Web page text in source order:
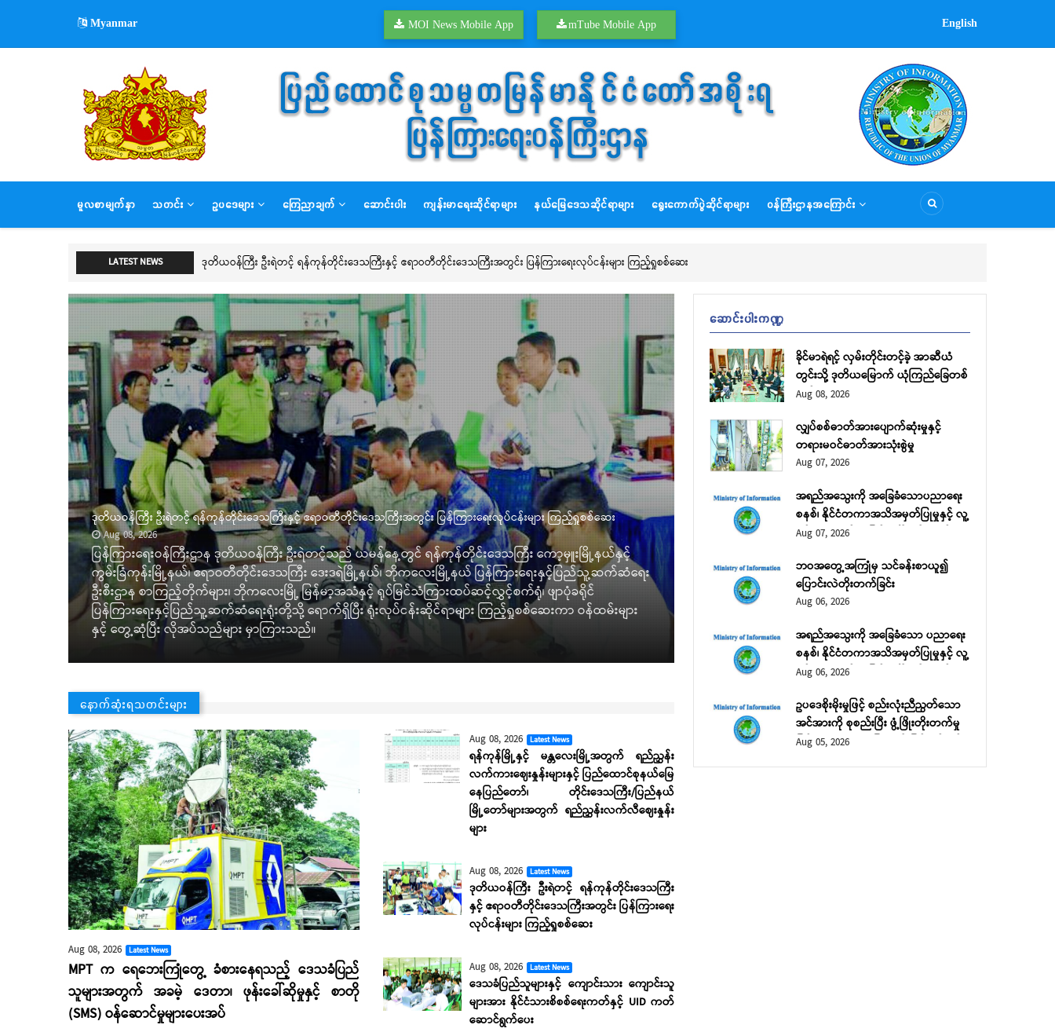
main
Myanmar MOI News Mobile App mTube Mobile App English
MAIN
NAVIGATION
မူလစာမျက်နှာ သတင်း ဥပဒေများ ကြေညာချက် ဆောင်းပါး ကျန်းမာရေးဆိုင်ရာများ နယ်မြေဒေသဆိုင်ရာများ ရွေးကောက်ပွဲဆိုင်ရာများ ဝန်ကြီးဌာနအကြောင်း
LATEST NEWS ဒုတိယဝန်ကြီး ဦးရဲတင့် ရန်ကုန်တိုင်းဒေသကြီးနှင့် ဧရာဝတီတိုင်းဒေသကြီးအတွင်း ပြန်ကြားရေးလုပ်ငန်းများ ကြည့်ရှုစစ်ဆေး
ဒုတိယဝန်ကြီး ဦးရဲတင့် ရန်ကုန်တိုင်းဒေသကြီးနှင့် ဧရာဝတီတိုင်းဒေသကြီးအတွင်း ပြန်ကြားရေးလုပ်ငန်းများ ကြည့်ရှုစစ်ဆေး
Aug 08, 2026
ပြန်ကြားရေးဝန်ကြီးဌာန ဒုတိယဝန်ကြီး ဦးရဲတင့်သည် ယမန်နေ့တွင် ရန်ကုန်တိုင်းဒေသကြီး ကော့မှူးမြို့နယ်နှင့်
ကွမ်းခြံကုန်းမြို့နယ်၊ ဧရာဝတီတိုင်းဒေသကြီး ဒေးဒရဲမြို့နယ်၊ ဘိုက‌လေးမြို့နယ် ပြန်ကြားရေးနှင့်ပြည်သူ့ဆက်ဆံရေး
ဦးစီးဌာန စာကြည့်တိုက်များ၊ ဘိုကလေးမြို့ မြန်မာ့အသံနှင့် ရုပ်မြင်သံကြားထပ်ဆင့်လွှင့်စက်ရုံ၊ ဖျာပုံခရိုင်
ပြန်ကြားရေးနှင့်ပြည်သူ့ဆက်ဆံရေးရုံးတို့သို့ ရောက်ရှိပြီး ရုံးလုပ်ငန်းဆိုင်ရာများ ကြည့်ရှုစစ်ဆေးကာ ဝန်ထမ်းများ
နှင့် တွေ့ဆုံပြီး လိုအပ်သည်များ မှာကြားသည်။
ဒေသခံပြည်သူများနှင့် ကျောင်းသား ကျောင်းသူများအား နိုင်ငံသားစိစစ်ရေးကတ်
Aug 08, 2026
ပဲခူးတိုင်းဒေသကြီး လူဝင်မှုကြီးကြပ်ရေးနှင့် ပြည်သူ့အင်အားဝန်ကြီးဌာ
များက ဒေသခံပြည်သူများအား အိမ်ထောင်စုလူဦးရေစာရင်း ပြောင်းဝင်
အတွက် လူဦးရေ အတိုး/အလျှော့လုပ်ငန်းစဉ်များ၊ အသက် (၁၈) နှစ်ပြည့်ပြီ
စိစစ်ရေးကတ်မရရှိသေးသူများ၊ နိုင်ငံသားစိစစ်ရေး ကတ်ပျက်စီး/ ပျေ
UID ကောက်ယူမှုတို့ကို ဆောင်ရွက်ပေးလျက်ရှိသည်။
နောက်ဆုံးရသတင်းများ
Aug 08, 2026 Latest News
MPT က ရေဘေးကြုံတွေ့ ခံစားနေရသည့် ဒေသခံပြည်
သူများအတွက် အခမဲ့ ဒေတာ၊ ဖုန်းခေါ်ဆိုမှုနှင့် စာတို
(SMS) ဝန်ဆောင်မှုများပေးအပ်
Aug 08, 2026 Latest News
ရန်ကုန်မြို့နှင့် မန္တလေးမြို့အတွက် ရည်ညွှန်း
လက်ကားဈေးနှုန်းများနှင့် ပြည်ထောင်စုနယ်မြေ
နေပြည်တော်၊ တိုင်းဒေသကြီး/ပြည်နယ်
မြို့တော်များအတွက် ရည်ညွှန်းလက်လီဈေးနှုန်း
များ
Aug 08, 2026 Latest News
ဒုတိယဝန်ကြီး ဦးရဲတင့် ရန်ကုန်တိုင်းဒေသကြီး
နှင့် ဧရာဝတီတိုင်းဒေသကြီးအတွင်း ပြန်ကြားရေး
လုပ်ငန်းများ ကြည့်ရှုစစ်ဆေး
Aug 08, 2026 Latest News
ဒေသခံပြည်သူများနှင့် ကျောင်းသား ကျောင်းသူ
များအား နိုင်ငံသားစိစစ်ရေးကတ်နှင့် UID ကတ်
ဆောင်ရွက်ပေး
ဆောင်းပါးကဏ္ဍ
ခိုင်မာရဲရင့် လှမ်းတိုင်းတင့်ခဲ့ အာဆီယံ
တွင်းသို့ ဒုတိယမြောက် ယုံကြည်ခြေတစ်
လှမ်း
Aug 08, 2026
လျှပ်စစ်ဓာတ်အားပျောက်ဆုံးမှုနှင့်
တရားမဝင်ဓာတ်အားသုံးစွဲမှု
Aug 07, 2026
အရည်အသွေးကို အခြေခံသောပညာရေး
စနစ်၊ နိုင်ငံတကာအသိအမှတ်ပြုမှုနှင့် လူ့
စွမ်းအားအရင်းအမြစ် ဖွံ့ဖြိုးတိုးတက်ရေး
Aug 07, 2026
ဘဝအတွေ့အကြုံမှ သင်ခန်းစာယူ၍
ပြောင်းလဲတိုးတက်ခြင်း
Aug 06, 2026
အရည်အသွေးကို အခြေခံသော ပညာရေး
စနစ်၊ နိုင်ငံတကာအသိအမှတ်ပြုမှုနှင့် လူ့
စွမ်းအားအရင်းအမြစ် ဖွံ့ဖြိုးတိုးတက်ရေး
Aug 06, 2026
ဥပဒေစိုးမိုးမှုဖြင့် စည်းလုံးညီညွတ်သော
အင်အားကို စုစည်းပြီး ဖွံ့ဖြိုးတိုးတက်မှု
ဖြင့် ဘုံသာယာဝပြောမှုကို မြှင့်တင်မည်
Aug 05, 2026